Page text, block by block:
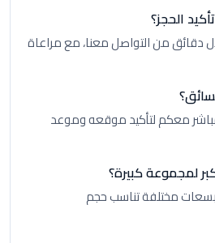
الحجز؟
دقائق من التواصل معنا، مع مراعاة
معكم لتأكيد موقعه وموعد
لمجموعة كبيرة؟
بسعات مختلفة تناسب حجم